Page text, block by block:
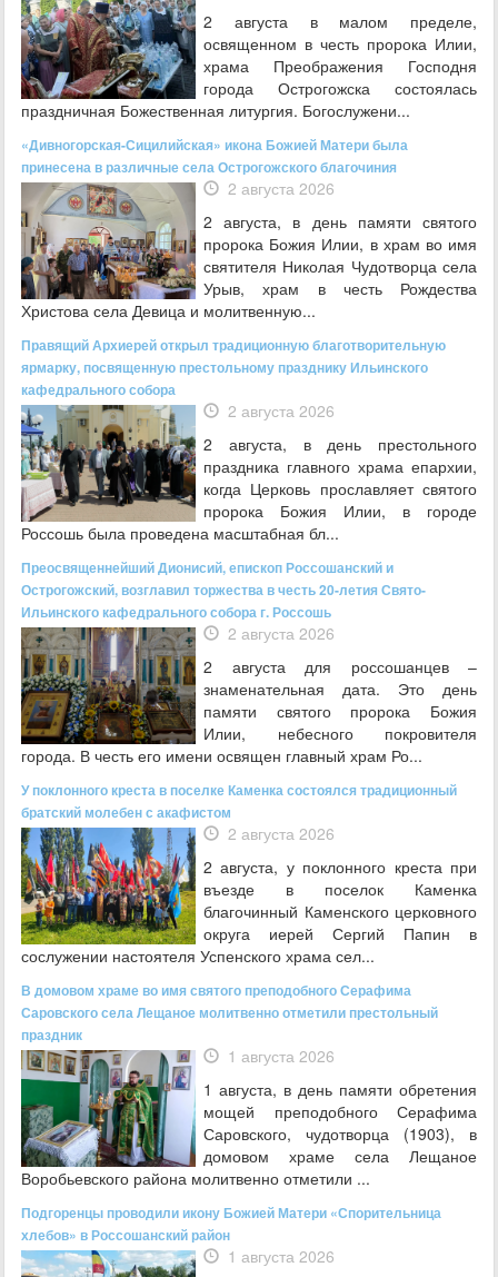
2 августа в малом пределе,
освященном в честь пророка Илии,
храма Преображения Господня
города Острогожска состоялась
праздничная Божественная литургия. Богослужени...
«Дивногорская-Сицилийская» икона Божией Матери была
принесена в различные села Острогожского благочиния
2 августа 2026
2 августа, в день памяти святого
пророка Божия Илии, в храм во имя
святителя Николая Чудотворца села
Урыв, храм в честь Рождества
Христова села Девица и молитвенную...
Правящий Архиерей открыл традиционную благотворительную
ярмарку, посвященную престольному празднику Ильинского
кафедрального собора
2 августа 2026
2 августа, в день престольного
праздника главного храма епархии,
когда Церковь прославляет святого
пророка Божия Илии, в городе
Россошь была проведена масштабная бл...
Преосвященнейший Дионисий, епископ Россошанский и
Острогожский, возглавил торжества в честь 20-летия Свято-
Ильинского кафедрального собора г. Россошь
2 августа 2026
2 августа для россошанцев –
знаменательная дата. Это день
памяти святого пророка Божия
Илии, небесного покровителя
города. В честь его имени освящен главный храм Ро...
У поклонного креста в поселке Каменка состоялся традиционный
братский молебен с акафистом
2 августа 2026
2 августа, у поклонного креста при
въезде в поселок Каменка
благочинный Каменского церковного
округа иерей Сергий Папин в
сослужении настоятеля Успенского храма сел...
В домовом храме во имя святого преподобного Серафима
Саровского села Лещаное молитвенно отметили престольный
праздник
1 августа 2026
1 августа, в день памяти обретения
мощей преподобного Серафима
Саровского, чудотворца (1903), в
домовом храме села Лещаное
Воробьевского района молитвенно отметили ...
Подгоренцы проводили икону Божией Матери «Спорительница
хлебов» в Россошанский район
1 августа 2026